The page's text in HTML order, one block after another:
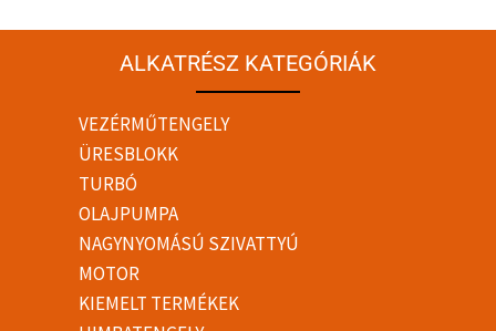
ALKATRÉSZ KATEGÓRIÁK
VEZÉRMŰTENGELY
ÜRESBLOKK
TURBÓ
OLAJPUMPA
NAGYNYOMÁSÚ SZIVATTYÚ
MOTOR
KIEMELT TERMÉKEK